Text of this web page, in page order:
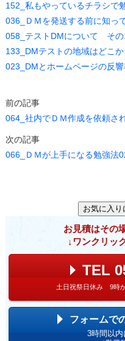
152_私もやっているチラシで
036_ＤＭを発送する前に知っ
058_テストDMについて その
133_DMテストの地域はどこ
023_DMとホームページの反
前の記事
064_社内でＤＭ作成を依頼さ
次の記事
066_ＤＭが上手になる勉強法
お見積はその
↓ワンクリッ
TEL
土日祝祭日休み 9時
フォームで
3時間以